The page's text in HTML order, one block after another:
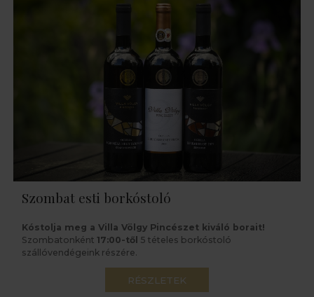
Szombat esti borkóstoló
Kóstolja meg a Villa Völgy Pincészet kiváló borait!
Szombatonként 17:00-től 5 tételes borkóstoló
szállóvendégeink részére.
RÉSZLETEK